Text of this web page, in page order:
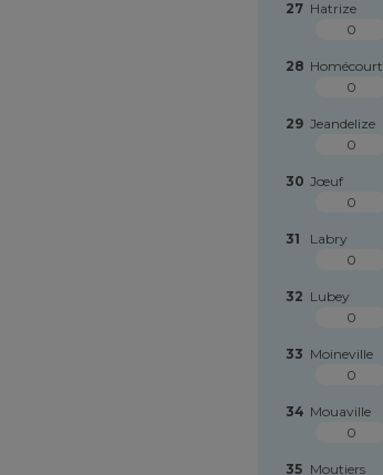
27 Hatrize
0
28 Homécourt
0
29 Jeandelize
0
30 Jœuf
0
31
Labry
0
32 Lubey
0
33 Moineville
0
34 Mouaville
0
35 Moutiers